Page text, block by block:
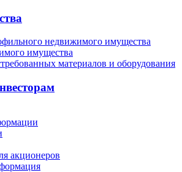
недвижимого имущества
имущества
материалов и оборудования
акционеров